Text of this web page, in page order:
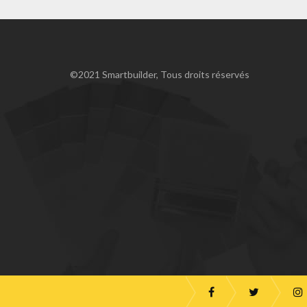
©2021 Smartbuilder, Tous droits réservés